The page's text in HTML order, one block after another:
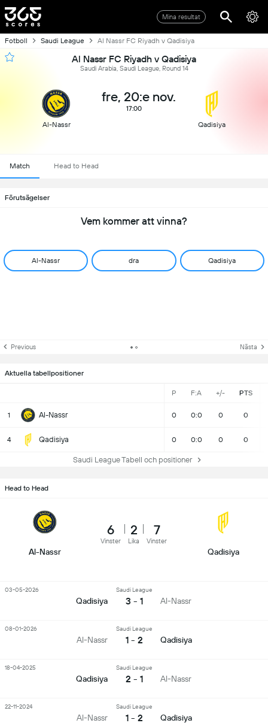
Mina resultat
Fotboll Saudi League Al Nassr FC Riyadh v Qadisiya
Al Nassr FC Riyadh v Qadisiya
Saudi Arabia, Saudi League, Round 14
Al-Nassr
fre, 20:e nov.
17:00
Qadisiya
Match Head to Head
Förutsägelser
Vem kommer att vinna?
Al-Nassr dra Qadisiya
Previous Nästa
Aktuella tabellpositioner
P F:A +/- PTS
1 Al-Nassr 0 0:0 0 0
4 Qadisiya 0 0:0 0 0
Saudi League Tabell och positioner
Head to Head
Al-Nassr
6
Vinster
2
Lika
7
Vinster
Qadisiya
Qadisiya
Saudi League
3 - 1 Al-Nassr
03-05-2026
Al-Nassr
Saudi League
1 - 2 Qadisiya
08-01-2026
Qadisiya
Saudi League
2 - 1 Al-Nassr
18-04-2025
Al-Nassr
Saudi League
1 - 2 Qadisiya
22-11-2024